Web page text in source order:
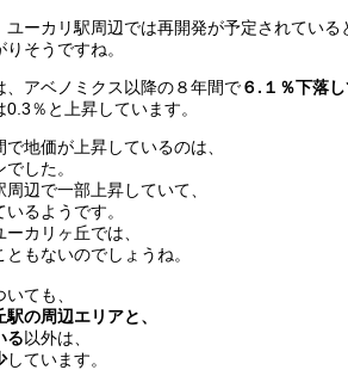
ーカリ駅周辺では再開発が予定されている
そうですね。
アベノミクス以降の８年間で６.１％下落し
％と上昇しています。
地価が上昇しているのは、
した。
辺で一部上昇していて、
るようです。
カリヶ丘では、
もないのでしょうね。
ても、
の周辺エリアと、
る以外は、
しています。